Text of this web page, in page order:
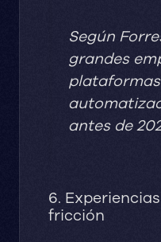
Según
grandes
antes de
6.
fricción